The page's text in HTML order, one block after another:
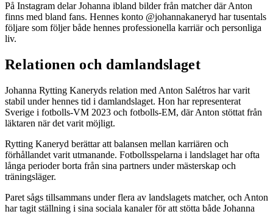
På Instagram delar Johanna ibland bilder från matcher där Anton
finns med bland fans. Hennes konto @johannakaneryd har tusentals
följare som följer både hennes professionella karriär och personliga
liv.
Relationen och damlandslaget
Johanna Rytting Kaneryds relation med Anton Salétros har varit
stabil under hennes tid i damlandslaget. Hon har representerat
Sverige i fotbolls-VM 2023 och fotbolls-EM, där Anton stöttat från
läktaren när det varit möjligt.
Rytting Kaneryd berättar att balansen mellan karriären och
förhållandet varit utmanande. Fotbollsspelarna i landslaget har ofta
långa perioder borta från sina partners under mästerskap och
träningsläger.
Paret sågs tillsammans under flera av landslagets matcher, och Anton
har tagit ställning i sina sociala kanaler för att stötta både Johanna